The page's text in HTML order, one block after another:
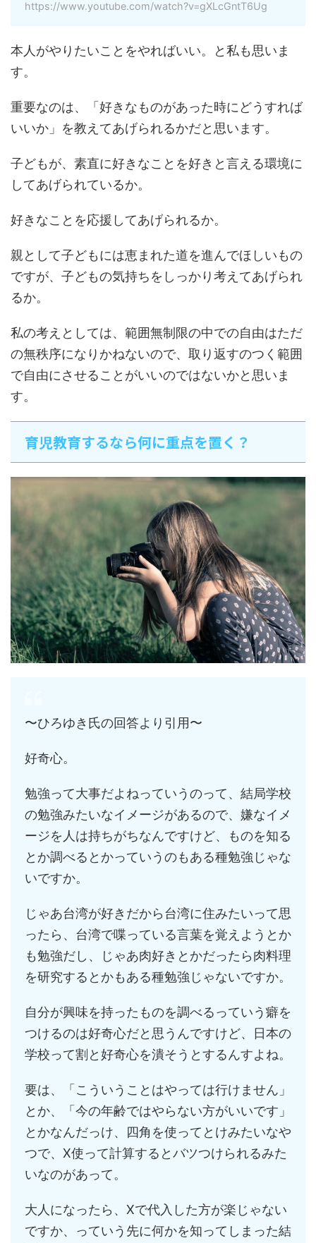
https://www.youtube.com/watch?v=gXLcGntT6Ug
本人がやりたいことをやればいい。と私も思いま
す。
重要なのは、「好きなものがあった時にどうすれば
いいか」を教えてあげられるかだと思います。
子どもが、素直に好きなことを好きと言える環境に
してあげられているか。
好きなことを応援してあげられるか。
親として子どもには恵まれた道を進んでほしいもの
ですが、子どもの気持ちをしっかり考えてあげられ
るか。
私の考えとしては、範囲無制限の中での自由はただ
の無秩序になりかねないので、取り返すのつく範囲
で自由にさせることがいいのではないかと思いま
す。
育児教育するなら何に重点を置く？
〜ひろゆき氏の回答より引用〜
好奇心。
勉強って大事だよねっていうのって、結局学校
の勉強みたいなイメージがあるので、嫌なイメ
ージを人は持ちがちなんですけど、ものを知る
とか調べるとかっていうのもある種勉強じゃな
いですか。
じゃあ台湾が好きだから台湾に住みたいって思
ったら、台湾で喋っている言葉を覚えようとか
も勉強だし、じゃあ肉好きとかだったら肉料理
を研究するとかもある種勉強じゃないですか。
自分が興味を持ったものを調べるっていう癖を
つけるのは好奇心だと思うんですけど、日本の
学校って割と好奇心を潰そうとするんすよね。
要は、「こういうことはやっては行けません」
とか、「今の年齢ではやらない方がいいです」
とかなんだっけ、四角を使ってとけみたいなや
つで、X使って計算するとバツつけられるみた
いなのがあって。
大人になったら、Xで代入した方が楽じゃない
ですか、っていう先に何かを知ってしまった結